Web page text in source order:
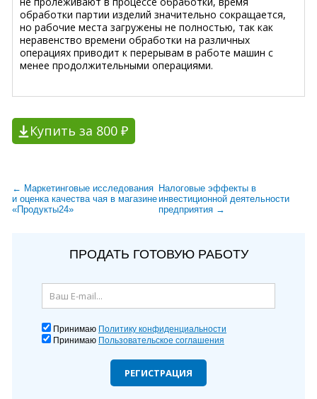
обработки партии изделий значительно сокращается,
но рабочие места загружены не полностью, так как
неравенство времени обработки на различных
операциях приводит к перерывам в работе машин с
менее продолжительными операциями.
Купить за 800 ₽
← Маркетинговые исследования
и оценка качества чая в магазине
«Продукты24»
Налоговые эффекты в
инвестиционной деятельности
предприятия →
ПРОДАТЬ ГОТОВУЮ РАБОТУ
Принимаю Политику конфиденциальности
Принимаю Пользовательское соглашения
РЕГИСТРАЦИЯ